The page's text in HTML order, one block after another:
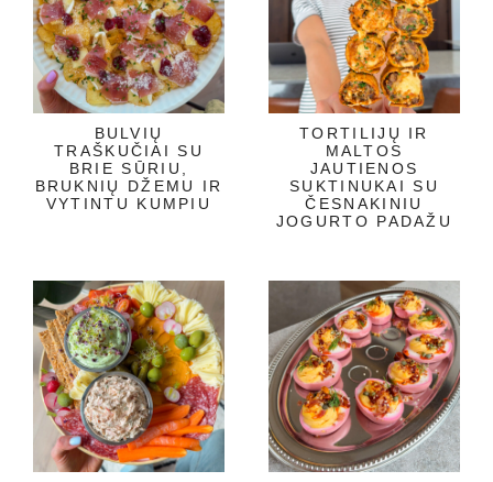
BULVIŲ
TRAŠKUČIAI SU
BRIE SŪRIU,
BRUKNIŲ DŽEMU IR
VYTINTU KUMPIU
TORTILIJŲ IR
MALTOS
JAUTIENOS
SUKTINUKAI SU
ČESNAKINIU
JOGURTO PADAŽU